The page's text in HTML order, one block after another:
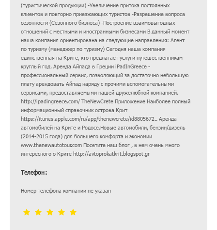
(туристической продукции) -Увеличение притока постоянных
клиентов и повторно приезжающих туристов -Разрешение вопроса
сезонности (Сезонного бизнеса) -Построение взаимовыгодных
отношений с местными и иностранными бизнесами В данный момент
наша компания ориентирована на следующие направления: Агент
по туризму (менеджер по туризму) Сегодня наша компания
единственная на Крите, кто предлагает услуги путешественникам
круглый год. Аренда Айпада в Греции iPadInGreece -
профессиональный сервис, позволяющий за достаточно небольшую
плату арендовать Айпад наряду с прочими вспомогательными
сервисами, предоставляемыми нашей дружелюбной компанией.
http://ipadingreece.com/ TheNewCrete Приложение Наиболее полный
информационный справочник острова Крит
https://itunes.apple.com/ru/app/thenewcrete/id8805672.. Аренда
автомобилей на Крите и Родосе.Новые автомобили, бензин/дизель
(2014-2015 года) для большего комфорта и экономии
www.thenewautotour.com Посетите наш блог , в нем очень много
интересного о Крите http://avtoprokatkrit.blogspot.gr
Телефон:
Номер телефона компании не указан